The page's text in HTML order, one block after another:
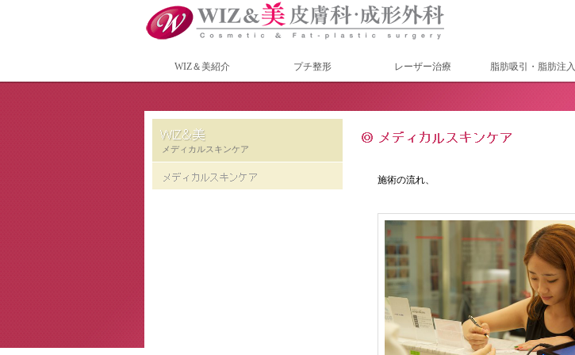
WIZ＆美紹介 プチ整形 レーザー治療 脂肪吸引・脂肪注入
メディカルスキンケア
施術の流れ、